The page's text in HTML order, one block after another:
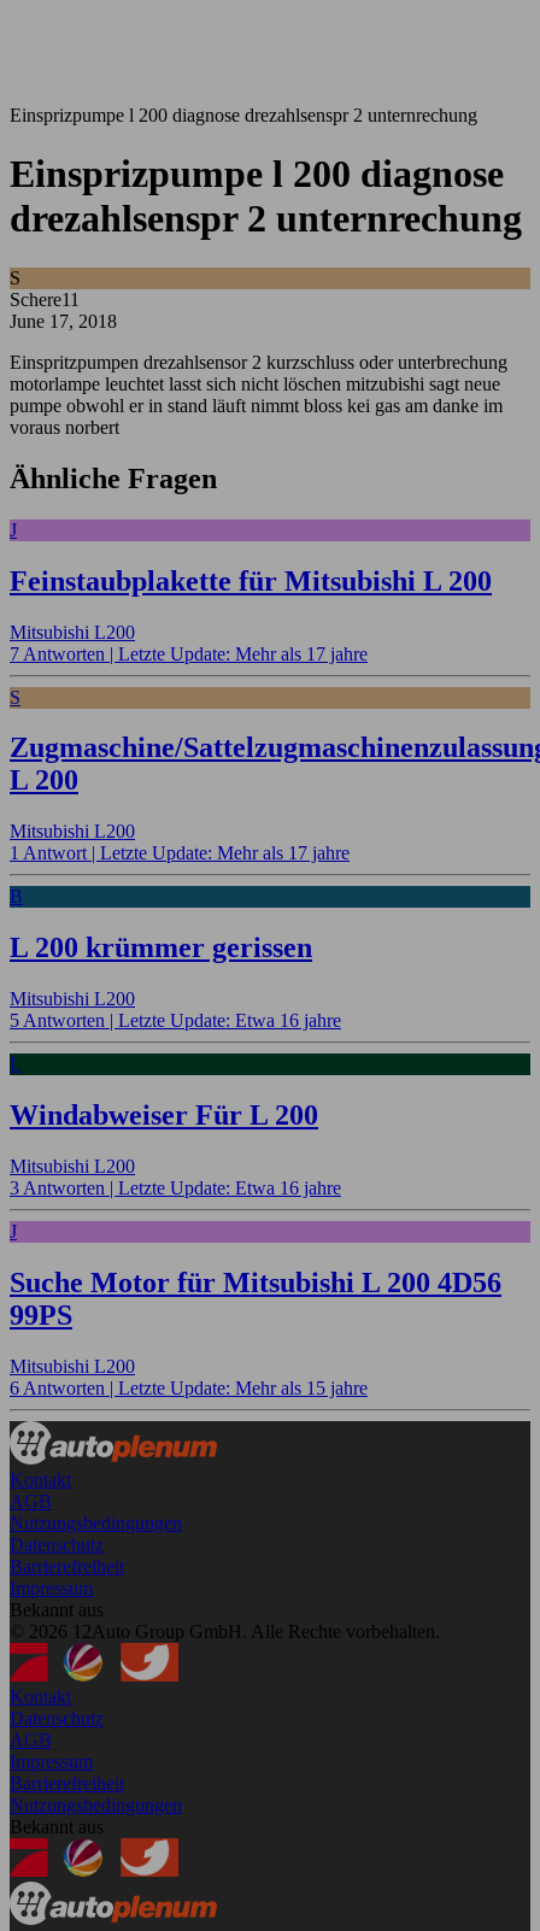
Einsprizpumpe l 200 diagnose drezahlsenspr 2 unternrechung
Einsprizpumpe l 200 diagnose
drezahlsenspr 2 unternrechung
S
Schere11
June 17, 2018
Einspritzpumpen drezahlsensor 2 kurzschluss oder unterbrechung
motorlampe leuchtet lasst sich nicht löschen mitzubishi sagt neue
pumpe obwohl er in stand läuft nimmt bloss kei gas am danke im
voraus norbert
Ähnliche Fragen
J
Feinstaubplakette für Mitsubishi L 200
Mitsubishi L200
7 Antworten | Letzte Update: Mehr als 17 jahre
S
Zugmaschine/
L 200
Mitsubishi L200
1 Antwort | Letzte Update: Mehr als 17 jahre
B
L 200 krümmer gerissen
Mitsubishi L200
5 Antworten | Letzte Update: Etwa 16 jahre
L
Windabweiser Für L 200
Mitsubishi L200
3 Antworten | Letzte Update: Etwa 16 jahre
J
Suche Motor für Mitsubishi L 200 4D56
99PS
Mitsubishi L200
6 Antworten | Letzte Update: Mehr als 15 jahre
Kontakt
AGB
Nutzungsbedingungen
Datenschutz
Barrierefreiheit
Impressum
Bekannt aus
© 2026 12Auto Group GmbH. Alle Rechte vorbehalten.
Kontakt
Datenschutz
AGB
Impressum
Barrierefreiheit
Nutzungsbedingungen
Bekannt aus